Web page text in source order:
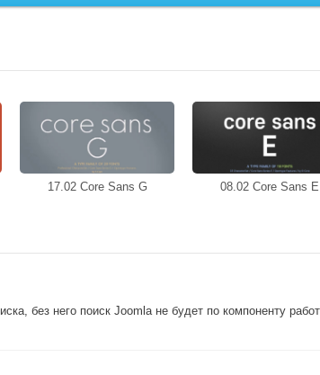
17.02 Core Sans G 08.02 Core Sans E
без него поиск Joomla не будет по компоненту